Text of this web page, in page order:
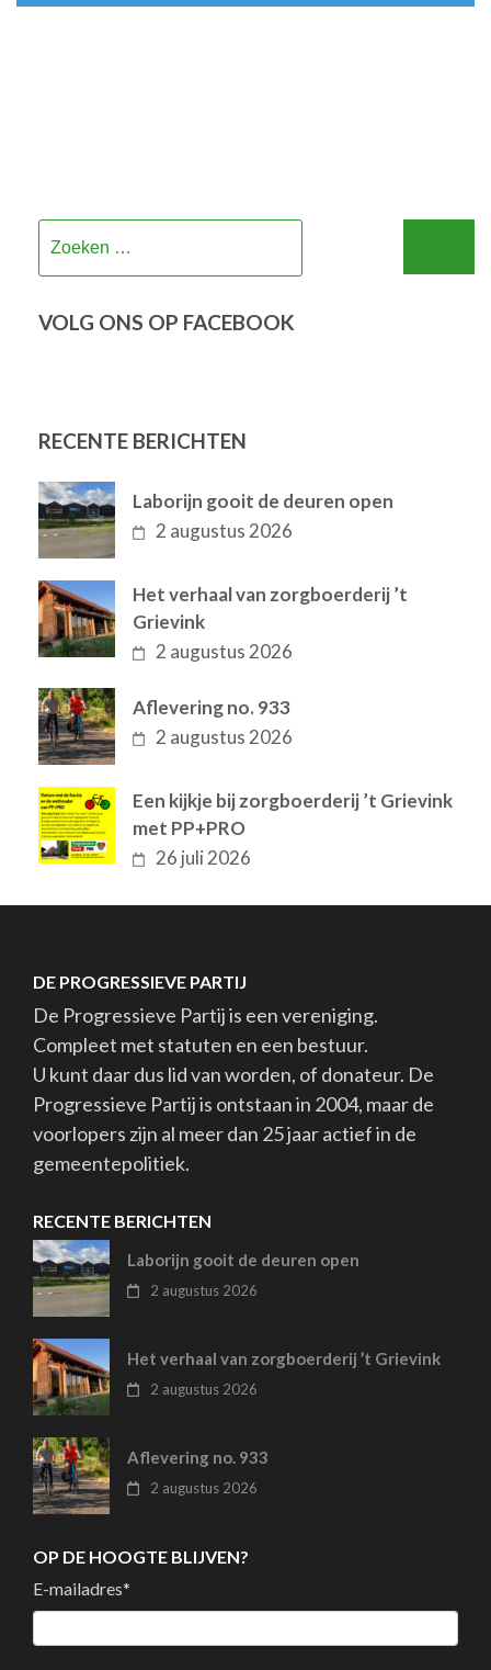
VOLG ONS OP FACEBOOK
RECENTE BERICHTEN
Laborijn gooit de deuren open
2 augustus 2026
Het verhaal van zorgboerderij ’t
Grievink
2 augustus 2026
Aflevering no. 933
2 augustus 2026
Een kijkje bij zorgboerderij ’t Grievink
met PP+PRO
26 juli 2026
DE PROGRESSIEVE PARTIJ
De Progressieve Partij is een vereniging.
Compleet met statuten en een bestuur.
U kunt daar dus lid van worden, of donateur. De
Progressieve Partij is ontstaan in 2004, maar de
voorlopers zijn al meer dan 25 jaar actief in de
gemeentepolitiek.
RECENTE BERICHTEN
Laborijn gooit de deuren open
2 augustus 2026
Het verhaal van zorgboerderij ’t Grievink
2 augustus 2026
Aflevering no. 933
2 augustus 2026
OP DE HOOGTE BLIJVEN?
E-mailadres*